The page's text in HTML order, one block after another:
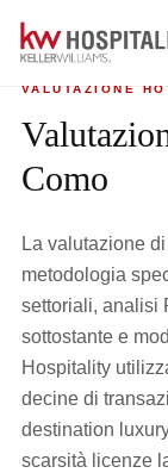
Home ›Valutazione
VALUTAZIONE
Como
La valutazione
metodologia
settoriali, analisi
sottostante e
Hospitality
decine di
destination
scarsità licenze